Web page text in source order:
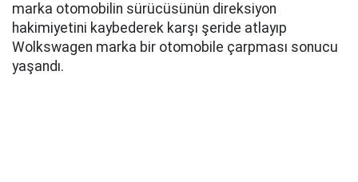
marka otomobilin sürücüsünün direksiyon
hakimiyetini kaybederek karşı şeride atlayıp
Wolkswagen marka bir otomobile çarpması sonucu
yaşandı.